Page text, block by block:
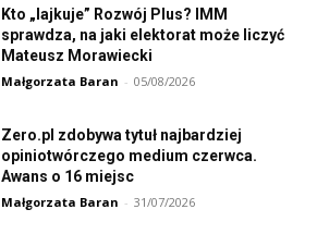
Kto „lajkuje” Rozwój Plus? IMM
sprawdza, na jaki elektorat może liczyć
Mateusz Morawiecki
Małgorzata Baran - 05/08/2026
Zero.pl zdobywa tytuł najbardziej
opiniotwórczego medium czerwca.
Awans o 16 miejsc
Małgorzata Baran - 31/07/2026